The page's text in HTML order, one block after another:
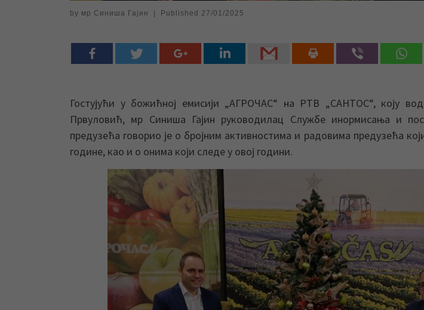
by мр Синиша Гајин Published 27/01/2025
Гостујући у божићној емисији „АГРОЧАС“ на РТВ „САНТОС“, коју
Првуловић, мр Синиша Гајин руководилац Службе инормисања и
предузећа говорио је о бројним активностима и радовима предузећа
године, као и о онима који следе у овој години.